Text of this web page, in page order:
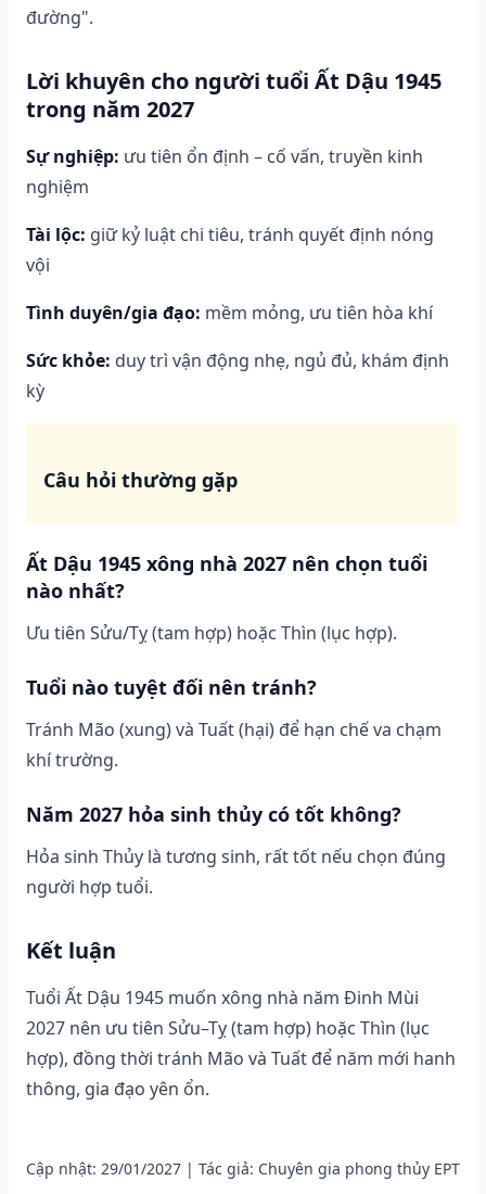
đường".
Lời khuyên cho người tuổi Ất Dậu 1945
trong năm 2027
Sự nghiệp: ưu tiên ổn định – cố vấn, truyền kinh
nghiệm
Tài lộc: giữ kỷ luật chi tiêu, tránh quyết định nóng
vội
Tình duyên/gia đạo: mềm mỏng, ưu tiên hòa khí
Sức khỏe: duy trì vận động nhẹ, ngủ đủ, khám định
kỳ
Câu hỏi thường gặp
Ất Dậu 1945 xông nhà 2027 nên chọn tuổi
nào nhất?
Ưu tiên Sửu/Tỵ (tam hợp) hoặc Thìn (lục hợp).
Tuổi nào tuyệt đối nên tránh?
Tránh Mão (xung) và Tuất (hại) để hạn chế va chạm
khí trường.
Năm 2027 hỏa sinh thủy có tốt không?
Hỏa sinh Thủy là tương sinh, rất tốt nếu chọn đúng
người hợp tuổi.
Kết luận
Tuổi Ất Dậu 1945 muốn xông nhà năm Đinh Mùi
2027 nên ưu tiên Sửu–Tỵ (tam hợp) hoặc Thìn (lục
hợp), đồng thời tránh Mão và Tuất để năm mới hanh
thông, gia đạo yên ổn.
Cập nhật: 29/01/2027 | Tác giả: Chuyên gia phong thủy EPT